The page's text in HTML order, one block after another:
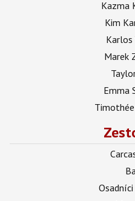
Kazma
Kim
Karlos
Marek
Emma